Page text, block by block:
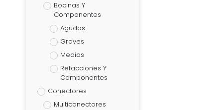
Bocinas Y
Componentes
Agudos
Graves
Medios
Refacciones Y
Componentes
Conectores
Multiconectores